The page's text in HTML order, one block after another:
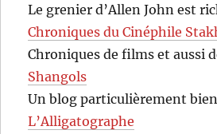
Le grenier d’Allen John est
Chroniques du Cinéphile
Chroniques de films et aussi
Shangols
Un blog particulièrement
L’Alligatographe